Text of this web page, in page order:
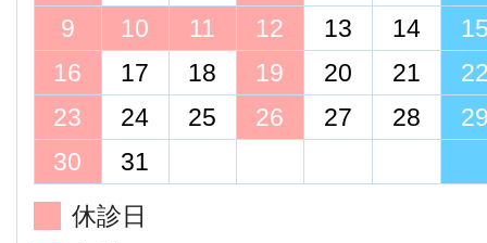
9
10 11 12 13 14
16
17 18 19 20 21
23
24 25 26 27 28
30
31
休診日